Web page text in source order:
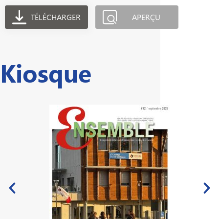
TÉLÉCHARGER APERÇU
Kiosque